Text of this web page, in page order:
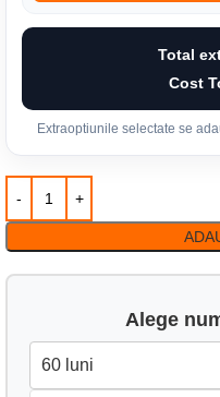
Total
Cost
Extraoptiunile selectate se
Alege